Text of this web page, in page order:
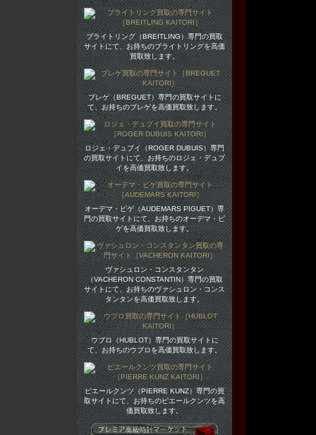
ブライトリング（BREITLING）専門の買取
サイトにて、お持ちのブライトリングを高価
買取致します。
ブレゲ（BREGUET）専門の買取サイトに
て、お持ちのブレゲを高価買取致します。
ロジェ・デュブイ（ROGER DUBUIS）専門
の買取サイトにて、お持ちのロジェ・デュブ
イを高価買取致します。
オーデマ・ピゲ（AUDEMARS PIGUET）専
門の買取サイトにて、お持ちのオーデマ・ピ
ゲを高価買取致します。
ヴァシュロン・コンスタンタン
（VACHERON CONSTANTIN）専門の買取
サイトにて、お持ちのヴァシュロン・コンス
タンタンを高価買取致します。
ウブロ（HUBLOT）専門の買取サイトに
て、お持ちのウブロを高価買取致します。
ピエールクンツ（PIERRE KUNZ）専門の買
取サイトにて、お持ちのピエールクンツを高
価買取致します。